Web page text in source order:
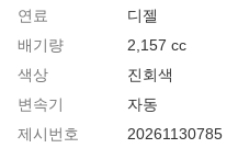
연료
디젤
배기량
2,157 cc
색상
진회색
변속기
자동
제시번호
20261130785